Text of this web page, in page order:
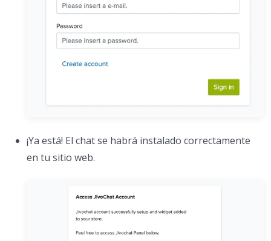
¡Ya está! El chat se habrá instalado correctamente
en tu sitio web.